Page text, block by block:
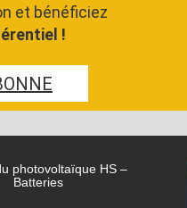
et bénéficiez
!
photovoltaïque HS –
Batteries